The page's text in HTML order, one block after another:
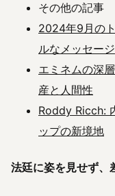
その他の記事
2024年9月の
ルなメッセージ
エミネムの深
産と人間性
Roddy Ricch:
ップの新境地
法廷に姿を見せず、